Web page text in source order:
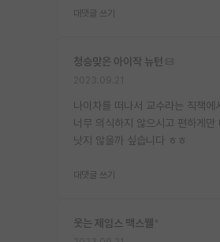
대댓글 쓰기
청승맞은 아이작 뉴턴
나이차를 떠나서 교수라는 직책에
너무 의식하지 않으시고 편하게
낫지 않을까 싶습니다 ㅎㅎ
대댓글 쓰기
웃는 제임스 맥스웰